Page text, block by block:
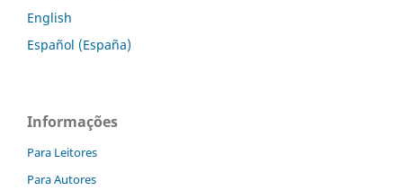
English
Español (España)
Informações
Para Leitores
Para Autores